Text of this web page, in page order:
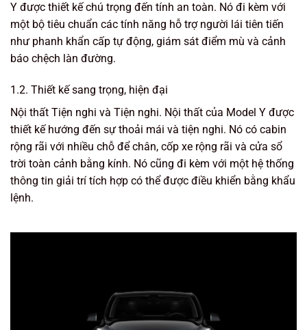
Y được thiết kế chú trọng đến tính an toàn. Nó đi kèm với
một bộ tiêu chuẩn các tính năng hỗ trợ người lái tiên tiến
như phanh khẩn cấp tự động, giám sát điểm mù và cảnh
báo chệch làn đường.
1.2. Thiết kế sang trọng, hiện đại
Nội thất Tiện nghi và Tiện nghi. Nội thất của Model Y được
thiết kế hướng đến sự thoải mái và tiện nghi. Nó có cabin
rộng rãi với nhiều chỗ để chân, cốp xe rộng rãi và cửa sổ
trời toàn cảnh bằng kính. Nó cũng đi kèm với một hệ thống
thông tin giải trí tích hợp có thể được điều khiển bằng khẩu
lệnh.